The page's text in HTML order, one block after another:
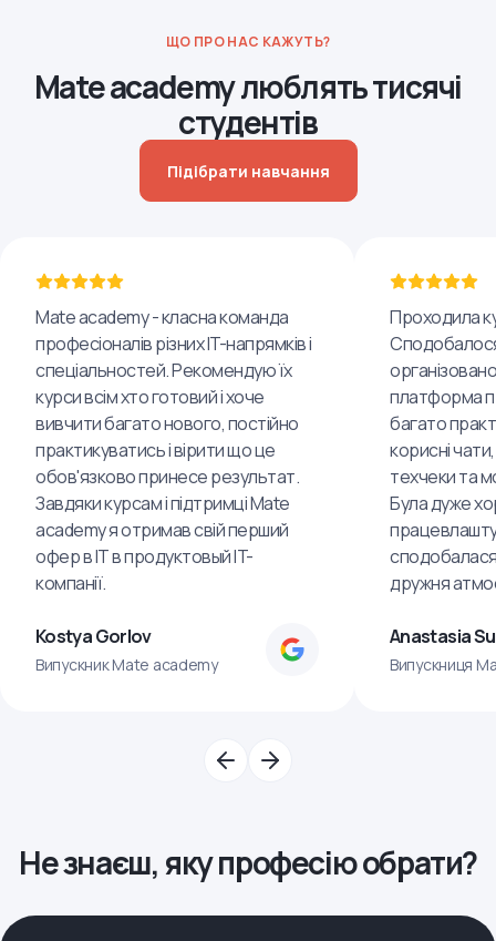
ЩО ПРО НАС КАЖУТЬ?
Mate academy люблять тисячі
студентів
Підібрати навчання
Mate academy - класна команда
професіоналів різних IT-напрямків і
спеціальностей. Рекомендую їх
курси всім хто готовий і хоче
вивчити багато нового, постійно
практикуватись і вірити що це
обов'язково принесе результат.
Завдяки курсам і підтримці Mate
academy я отримав свій перший
офер в IT в продуктовый IT-
компанії.
Kostya Gorlov
Випускник Mate academy
Проходила
платформа
багато
корисні
техчеки та
Була дуже
дружня
Anastasia
Випускниця
Не знаєш, яку професію обрати?